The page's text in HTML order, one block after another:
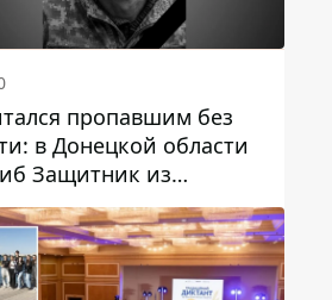
пропавшим без
в Донецкой области
Защитник из
Антон